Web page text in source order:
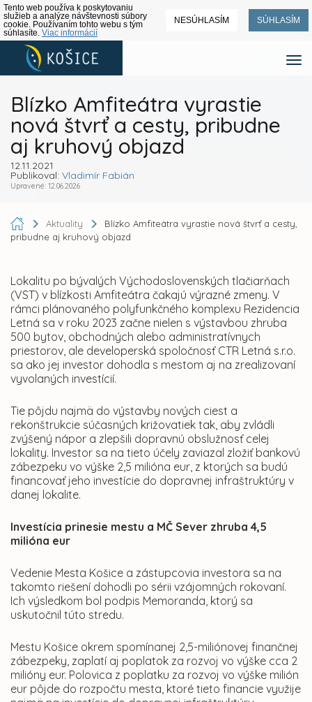
Tento web používa k poskytovaniu
služieb a analýze návštevnosti súbory
cookie. Používaním tohto webu s tým
súhlasíte. Viac informácií
NESÚHLASÍM SÚHLASÍM
Blízko Amfiteátra vyrastie
nová štvrť a cesty, pribudne
aj kruhový objazd
12.11.2021
Publikoval: Vladimír Fabián
Upravené: 12.06.2026
Aktuality
Blízko Amfiteátra vyrastie nová štvrť a cesty,
pribudne aj kruhový objazd
Lokalitu po bývalých Východoslovenských tlačiarňach
(VST) v blízkosti Amfiteátra čakajú výrazné zmeny. V
rámci plánovaného polyfunkčného komplexu Rezidencia
Letná sa v roku 2023 začne nielen s výstavbou zhruba
500 bytov, obchodných alebo administratívnych
priestorov, ale developerská spoločnosť CTR Letná s.r.o.
sa ako jej investor dohodla s mestom aj na zrealizovaní
vyvolaných investícií.
Tie pôjdu najmä do výstavby nových ciest a
rekonštrukcie súčasných križovatiek tak, aby zvládli
zvýšený nápor a zlepšili dopravnú obslužnosť celej
lokality. Investor sa na tieto účely zaviazal zložiť bankovú
zábezpeku vo výške 2,5 milióna eur, z ktorých sa budú
financovať jeho investície do dopravnej infraštruktúry v
danej lokalite.
Investícia prinesie mestu a MČ Sever zhruba 4,5
milióna eur
Vedenie Mesta Košice a zástupcovia investora sa na
takomto riešení dohodli po sérii vzájomných rokovaní.
Ich výsledkom bol podpis Memoranda, ktorý sa
uskutočnil túto stredu.
Mestu Košice okrem spomínanej 2,5-miliónovej finančnej
zábezpeky, zaplatí aj poplatok za rozvoj vo výške cca 2
milióny eur. Polovica z poplatku za rozvoj vo výške milión
eur pôjde do rozpočtu mesta, ktoré tieto financie využije